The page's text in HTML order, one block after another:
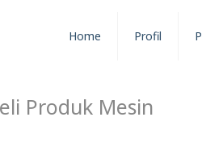
Home Profil
Produk Mesin